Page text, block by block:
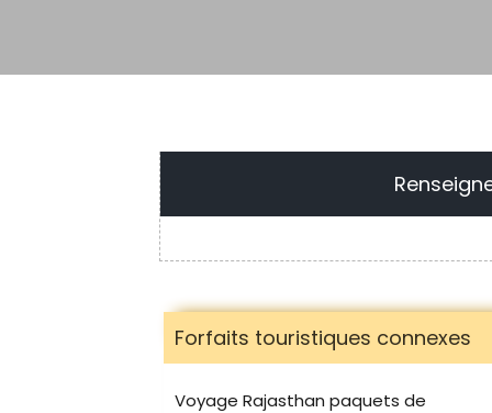
Forfaits touristiques connexes
Voyage Rajasthan paquets de